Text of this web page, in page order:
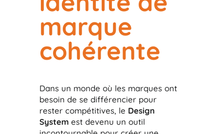
marque
cohérente
Dans un monde où les marques ont
besoin de se différencier pour
rester compétitives, le Design
Systemest devenu un outil